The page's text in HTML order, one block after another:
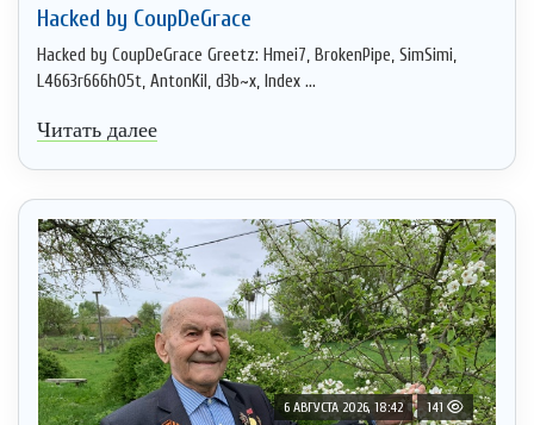
Hacked by CoupDeGrace
Hacked by CoupDeGrace Greetz: Hmei7, BrokenPipe, SimSimi,
L4663r666h05t, AntonKil, d3b~x, Index ...
Читать далее
6 АВГУСТА 2026, 18:42 141